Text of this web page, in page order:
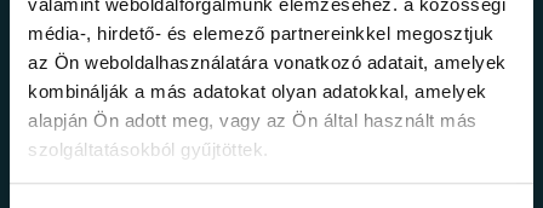
média-, hirdető- és elemező partnereinkkel megosztjuk
az Ön weboldalhasználatára vonatkozó adatait, amelyek
kombinálják a más adatokat olyan adatokkal, amelyek
alapján Ön adott meg, vagy az Ön által használt más
szolgáltatásokból gyűjtöttek.
Ne maradj le a
legfrissebb
információkról!